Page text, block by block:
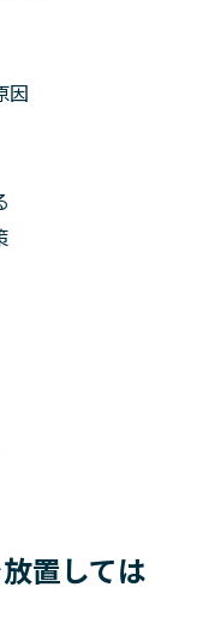
因
置しては